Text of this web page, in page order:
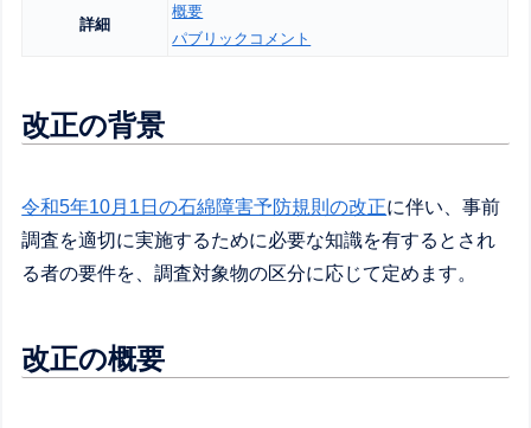
詳細
概要
パブリックコメント
改正の背景
令和5年10月1日の石綿障害予防規則の改正に伴い、事前
調査を適切に実施するために必要な知識を有するとされ
る者の要件を、調査対象物の区分に応じて定めます。
改正の概要